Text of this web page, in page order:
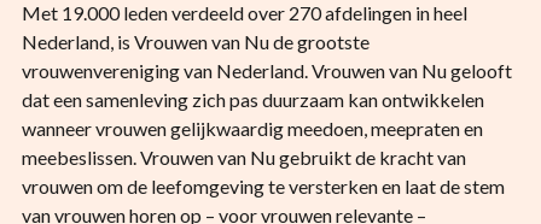
Met 19.000 leden verdeeld over 270 afdelingen in heel
Nederland, is Vrouwen van Nu de grootste
vrouwenvereniging van Nederland. Vrouwen van Nu gelooft
dat een samenleving zich pas duurzaam kan ontwikkelen
wanneer vrouwen gelijkwaardig meedoen, meepraten en
meebeslissen. Vrouwen van Nu gebruikt de kracht van
vrouwen om de leefomgeving te versterken en laat de stem
van vrouwen horen op – voor vrouwen relevante –